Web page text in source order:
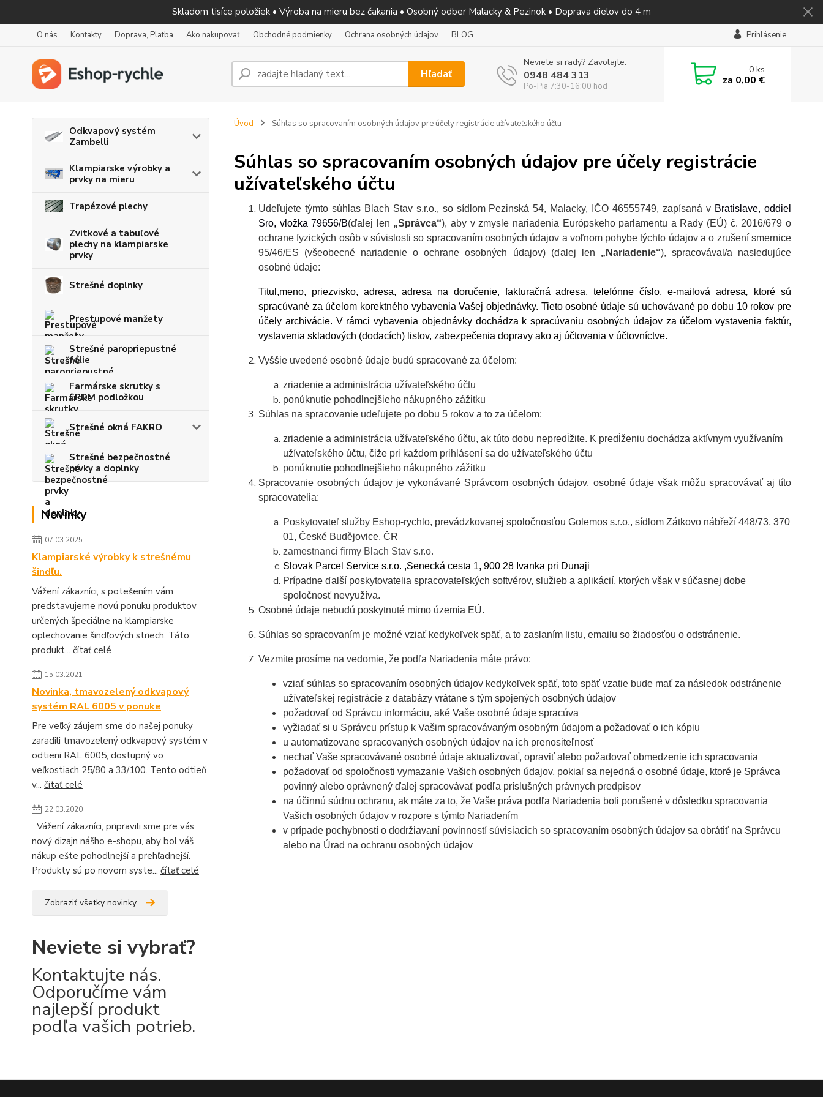
Skladom tisíce položiek • Výroba na mieru bez čakania • Osobný odber Malacky & Pezinok • Doprava dielov do 4 m
O nás Kontakty Doprava, Platba Ako nakupovať Obchodné podmienky Ochrana osobných údajov BLOG Prihlásenie
Hľadať
Neviete si rady? Zavolajte.
0948 484 313
Po-Pia 7:30-16:00 hod
0ks
za 0,00 €
Odkvapový systém
Zambelli
Klampiarske výrobky a
prvky na mieru
Trapézové plechy
Zvitkové a tabuľové
plechy na klampiarske
prvky
Strešné doplnky
Prestupové manžety
Strešné paropriepustné
fólie
Farmárske skrutky s
EPDM podložkou
Strešné okná FAKRO
Strešné bezpečnostné
prvky a doplnky
Novinky
07.03.2025
Klampiarské výrobky k strešnému
šindľu.
Vážení zákazníci, s potešením vám
predstavujeme novú ponuku produktov
určených špeciálne na klampiarske
oplechovanie šindľových striech. Táto
produkt... čítať celé
15.03.2021
Novinka, tmavozelený odkvapový
systém RAL 6005 v ponuke
Pre veľký záujem sme do našej ponuky
zaradili tmavozelený odkvapový systém v
odtieni RAL 6005, dostupný vo
veľkostiach 25/80 a 33/100. Tento odtieň
v... čítať celé
22.03.2020
Vážení zákazníci, pripravili sme pre vás
nový dizajn nášho e-shopu, aby bol váš
nákup ešte pohodlnejší a prehľadnejší.
Produkty sú po novom syste... čítať celé
Zobraziť všetky novinky
Neviete si vybrať?
Kontaktujte nás.
Odporučíme vám
najlepší produkt
podľa vašich potrieb.
Úvod Súhlas so spracovaním osobných údajov pre účely registrácie užívateľského účtu
Súhlas so spracovaním osobných údajov pre účely registrácie
užívateľského účtu
Udeľujete týmto súhlas Blach Stav s.r.o., so sídlom Pezinská 54, Malacky, IČO 46555749, zapísaná v Bratislave, oddiel
Sro, vložka 79656/B(ďalej len „Správca“), aby v zmysle nariadenia Európskeho parlamentu a Rady (EÚ) č. 2016/679 o
ochrane fyzických osôb v súvislosti so spracovaním osobných údajov a voľnom pohybe týchto údajov a o zrušení smernice
95/46/ES (všeobecné nariadenie o ochrane osobných údajov) (ďalej len „Nariadenie“), spracovával/a nasledujúce
osobné údaje:
Titul,meno, priezvisko, adresa, adresa na doručenie, fakturačná adresa, telefónne číslo, e-mailová adresa, ktoré sú
spracúvané za účelom korektného vybavenia Vašej objednávky. Tieto osobné údaje sú uchovávané po dobu 10 rokov pre
účely archivácie. V rámci vybavenia objednávky dochádza k spracúvaniu osobných údajov za účelom vystavenia faktúr,
vystavenia skladových (dodacích) listov, zabezpečenia dopravy ako aj účtovania v účtovníctve.
Vyššie uvedené osobné údaje budú spracované za účelom:
zriadenie a administrácia užívateľského účtu
ponúknutie pohodlnejšieho nákupného zážitku
Súhlas na spracovanie udeľujete po dobu 5 rokov a to za účelom:
zriadenie a administrácia užívateľského účtu, ak túto dobu nepredĺžite. K predĺženiu dochádza aktívnym využívaním
užívateľského účtu, čiže pri každom prihlásení sa do užívateľského účtu
ponúknutie pohodlnejšieho nákupného zážitku
Spracovanie osobných údajov je vykonávané Správcom osobných údajov, osobné údaje však môžu spracovávať aj títo
spracovatelia:
Poskytovateľ služby Eshop-rychlo, prevádzkovanej spoločnosťou Golemos s.r.o., sídlom Zátkovo nábřeží 448/73, 370
01, České Budějovice, ČR
zamestnanci firmy Blach Stav s.r.o.
Slovak Parcel Service s.r.o. ,Senecká cesta 1, 900 28 Ivanka pri Dunaji
Prípadne ďalší poskytovatelia spracovateľských softvérov, služieb a aplikácií, ktorých však v súčasnej dobe
spoločnosť nevyužíva.
Osobné údaje nebudú poskytnuté mimo územia EÚ.
Súhlas so spracovaním je možné vziať kedykoľvek späť, a to zaslaním listu, emailu so žiadosťou o odstránenie.
Vezmite prosíme na vedomie, že podľa Nariadenia máte právo:
vziať súhlas so spracovaním osobných údajov kedykoľvek späť, toto späť vzatie bude mať za následok odstránenie
užívateľskej registrácie z databázy vrátane s tým spojených osobných údajov
požadovať od Správcu informáciu, aké Vaše osobné údaje spracúva
vyžiadať si u Správcu prístup k Vašim spracovávaným osobným údajom a požadovať o ich kópiu
u automatizovane spracovaných osobných údajov na ich prenositeľnosť
nechať Vaše spracovávané osobné údaje aktualizovať, opraviť alebo požadovať obmedzenie ich spracovania
požadovať od spoločnosti vymazanie Vašich osobných údajov, pokiaľ sa nejedná o osobné údaje, ktoré je Správca
povinný alebo oprávnený ďalej spracovávať podľa príslušných právnych predpisov
na účinnú súdnu ochranu, ak máte za to, že Vaše práva podľa Nariadenia boli porušené v dôsledku spracovania
Vašich osobných údajov v rozpore s týmto Nariadením
v prípade pochybností o dodržiavaní povinností súvisiacich so spracovaním osobných údajov sa obrátiť na Správcu
alebo na Úrad na ochranu osobných údajov